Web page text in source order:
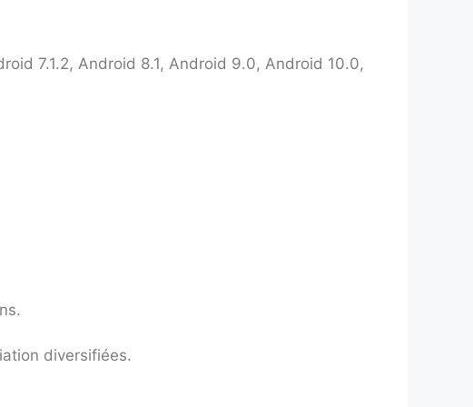
7.1.2, Android 8.1, Android 9.0, Android 10.0,
diversifiées.